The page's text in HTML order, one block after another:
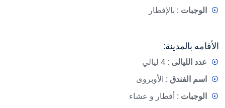
الوجبات : بالإفطار
الأقامه بالمدينة:
عدد الليالى : 4 ليالي
اسم الفندق : الأوبروى
الوجبات : أفطار و عشاء